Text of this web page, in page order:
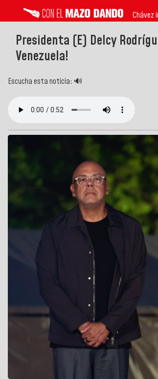
Chávez
Presidenta (E) Delcy
Venezuela!
Escucha esta noticia: 🔊